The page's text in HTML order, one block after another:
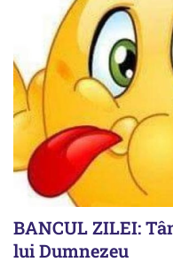
BANCUL ZILEI:
lui Dumnezeu